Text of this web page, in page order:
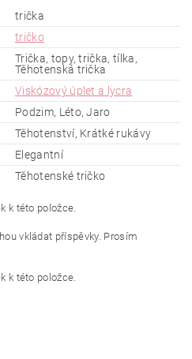
trička
tričko
Trička, topy, trička, tílka,
Těhotenská trička
Viskózový úplet a lycra
Podzim, Léto, Jaro
Těhotenství, Krátké rukávy
Elegantní
Těhotenské tričko
k této položce.
vkládat příspěvky. Prosím
k této položce.